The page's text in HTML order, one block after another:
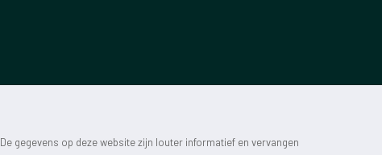
De gegevens op deze website zijn louter informatief en vervangen